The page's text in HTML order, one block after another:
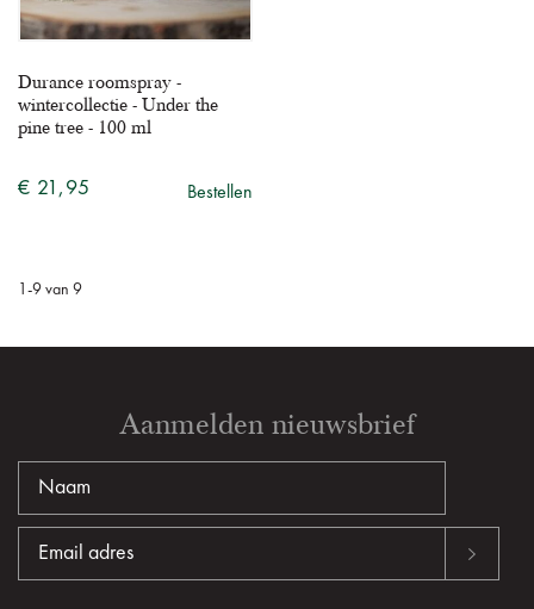
Durance roomspray -
wintercollectie - Under the
pine tree - 100 ml
€ 21,95 Bestellen
-9 van 9
Aanmelden nieuwsbrief